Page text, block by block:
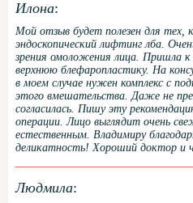
Илона:
Мой отзыв будет полезен для тех,
эндоскопический лифтинг лба.
зрения омоложения лица. Пришла к
верхнюю блефаропластику. На
в моем случае нужен комплекс с
этого вмешательства. Даже не
согласилась. Пишу эту
операции. Лицо выглядит очень
естественным. Владимиру
деликатность! Хороший доктор и
Людмила: